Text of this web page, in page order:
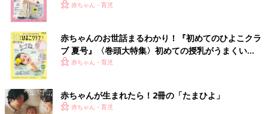
赤ちゃん・育児
赤ちゃんのお世話まるわかり！『初めてのひよこクラ
ブ 夏号』〈巻頭大特集〉初めての授乳がうまくい
く！ おっぱい・ミルクの基本と夏のトラブル 解決テ
赤ちゃん・育児
赤ちゃんが生まれたら！2冊の「たまひよ」
赤ちゃん・育児